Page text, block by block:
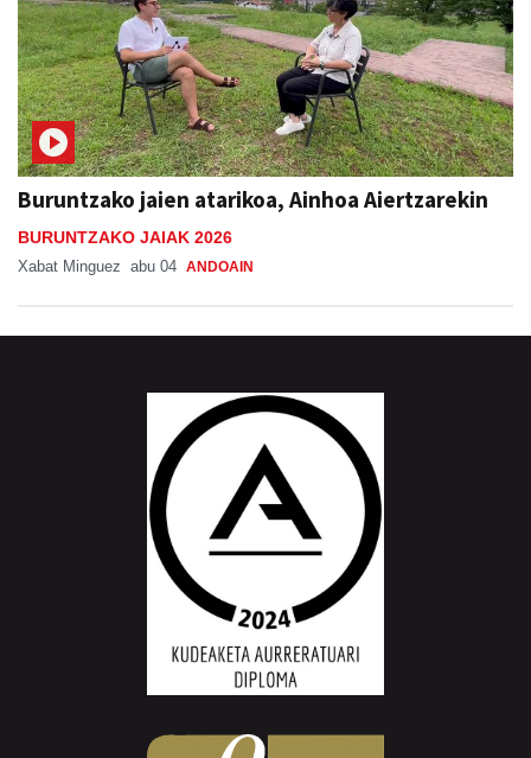
Buruntzako jaien atarikoa, Ainhoa Aiertzarekin
BURUNTZAKO JAIAK 2026
Xabat Minguez abu 04 ANDOAIN